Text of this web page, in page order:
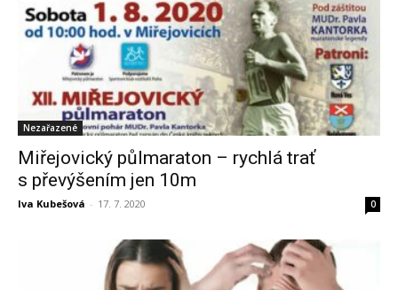
Nezařazené
Miřejovický půlmaraton – rychlá trať
s převýšením jen 10m
Iva Kubešová - 17. 7. 2020 0